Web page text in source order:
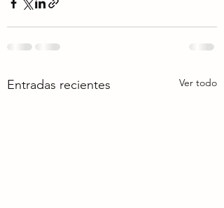
Entradas recientes Ver todo